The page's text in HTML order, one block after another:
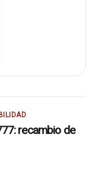
recambio de